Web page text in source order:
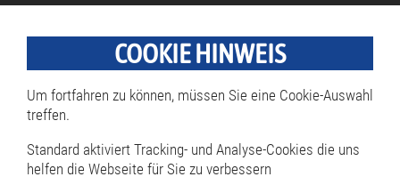
Weiterlesen …Aus
Aus dem Gemeinderat:
180.000 Euro für Unimog
COOKIE HINWEIS
Um fortfahren zu können, müssen Sie eine Cookie-Auswahl
treffen.
Standard aktiviert Tracking- und Analyse-Cookies die uns
helfen die Webseite für Sie zu verbessern